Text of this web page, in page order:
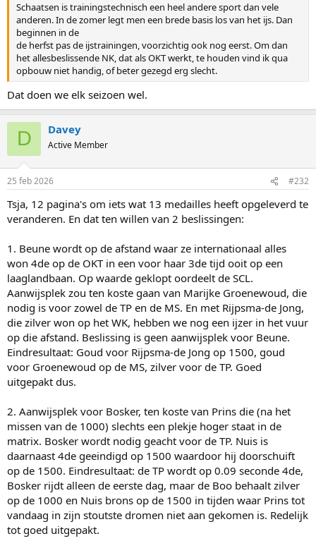
Schaatsen is trainingstechnisch een heel andere sport dan vele
anderen. In de zomer legt men een brede basis los van het ijs. Dan
beginnen in de
de herfst pas de ijstrainingen, voorzichtig ook nog eerst. Om dan
het allesbeslissende NK, dat als OKT werkt, te houden vind ik qua
opbouw niet handig, of beter gezegd erg slecht.
Dat doen we elk seizoen wel.
D Davey
Active Member
25 feb 2026 #232
Tsja, 12 pagina's om iets wat 13 medailles heeft opgeleverd te
veranderen. En dat ten willen van 2 beslissingen:
1. Beune wordt op de afstand waar ze internationaal alles
won 4de op de OKT in een voor haar 3de tijd ooit op een
laaglandbaan. Op waarde geklopt oordeelt de SCL.
Aanwijsplek zou ten koste gaan van Marijke Groenewoud, die
nodig is voor zowel de TP en de MS. En met Rijpsma-de Jong,
die zilver won op het WK, hebben we nog een ijzer in het vuur
op die afstand. Beslissing is geen aanwijsplek voor Beune.
Eindresultaat: Goud voor Rijpsma-de Jong op 1500, goud
voor Groenewoud op de MS, zilver voor de TP. Goed
uitgepakt dus.
2. Aanwijsplek voor Bosker, ten koste van Prins die (na het
missen van de 1000) slechts een plekje hoger staat in de
matrix. Bosker wordt nodig geacht voor de TP. Nuis is
daarnaast 4de geeindigd op 1500 waardoor hij doorschuift
op de 1500. Eindresultaat: de TP wordt op 0.09 seconde 4de,
Bosker rijdt alleen de eerste dag, maar de Boo behaalt zilver
op de 1000 en Nuis brons op de 1500 in tijden waar Prins tot
vandaag in zijn stoutste dromen niet aan gekomen is. Redelijk
tot goed uitgepakt.